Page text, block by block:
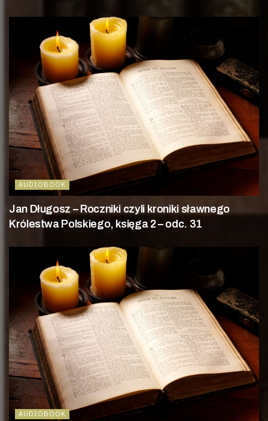
AUDIOBOOK
Jan Długosz – Roczniki czyli kroniki sławnego
Królestwa Polskiego, księga 2 – odc. 31
AUDIOBOOK